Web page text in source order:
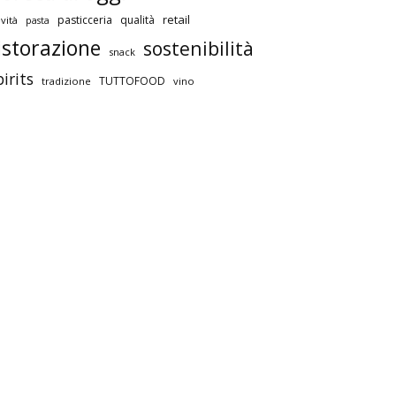
pasta pasticceria qualità retail
snack sostenibilità
tradizione TUTTOFOOD vino